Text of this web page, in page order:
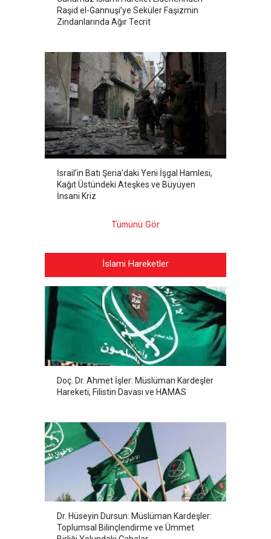
Raşid el-Gannuşi’ye Seküler Faşizmin
Zindanlarında Ağır Tecrit
İsrail’in Batı Şeria’daki Yeni İşgal Hamlesi,
Kağıt Üstündeki Ateşkes ve Büyüyen
İnsani Kriz
Tümünü Gör
İslami Hareketler
Doç. Dr. Ahmet İşler: Müslüman Kardeşler
Hareketi, Filistin Davası ve HAMAS
Dr. Hüseyin Dursun: Müslüman Kardeşler:
Toplumsal Bilinçlendirme ve Ümmet